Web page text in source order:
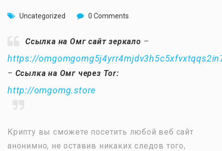
Uncategorized 0 Comments
Ссылка на Омг сайт зеркало –
https://
– Ссылка на Омг через Tor:
http://omgomg.store
Крипту вы сможете посетить любой веб сайт
анонимно, не оставив никаких следов того,